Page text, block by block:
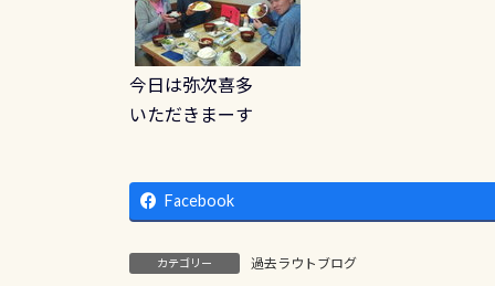
今日は弥次喜多
いただきまーす
Facebook
カテゴリー 過去ラウトブログ